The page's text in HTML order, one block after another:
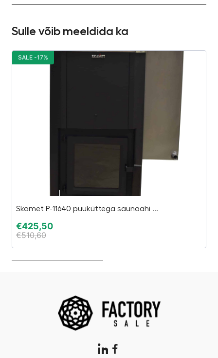
Sulle võib meeldida ka
Skamet P-11640 puuküttega saunaahi ...
€425,50
€510,60
SALE -17%